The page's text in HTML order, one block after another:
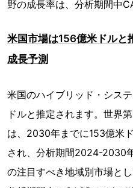
野の成長率は、分析期間中
米国市場は156億米ドルと
成長予測
米国のハイブリッド・シス
ドルと推定されます。世界
は、2030年までに153億米
され、分析期間2024-2030
の注目すべき地域別市場と